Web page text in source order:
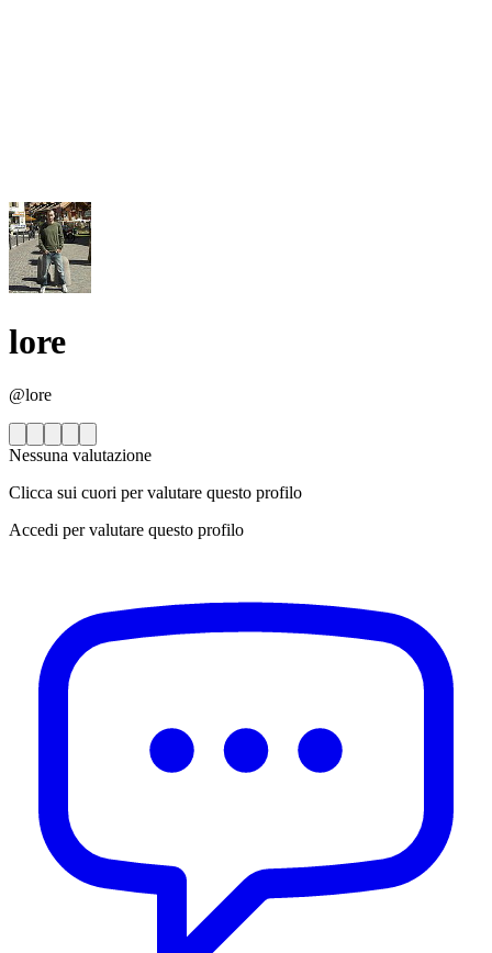
lore
@lore
Nessuna valutazione
Clicca sui cuori per valutare questo profilo
Accedi per valutare questo profilo